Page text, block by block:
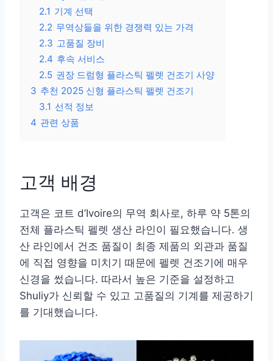
2.1 기계 선택
2.2 무역상들을 위한 경쟁력 있는 가격
2.3 고품질 장비
2.4 후속 서비스
2.5 권장 드럼형 플라스틱 펠렛 건조기 사양
3 추천 2025 신형 플라스틱 펠렛 건조기
3.1 선적 정보
4 관련 상품
고객 배경
고객은 코트 d’Ivoire의 무역 회사로, 하루 약 5톤의
전체 플라스틱 펠렛 생산 라인이 필요했습니다. 생
산 라인에서 건조 품질이 최종 제품의 외관과 품질
에 직접 영향을 미치기 때문에 펠렛 건조기에 매우
신경을 썼습니다. 따라서 높은 기준을 설정하고
Shuliy가 신뢰할 수 있고 고품질의 기계를 제공하기
를 기대했습니다.